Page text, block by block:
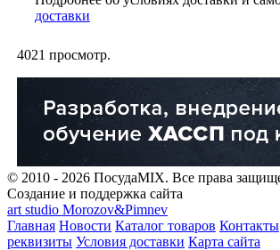
доставки
4021 просмотр.
© 2010 - 2026 ПосудаMIX. Все права
Создание и поддержка сайта
art studio Morozov&Pimnev
Главная Новости Каталог товаров Контакты
реквизиты Условия доставки Карта сайта